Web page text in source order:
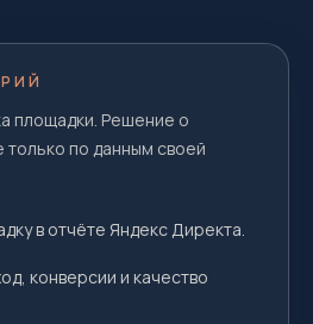
площадки. Решение о
по данным своей
в отчёте Яндекс Директа.
конверсии и качество